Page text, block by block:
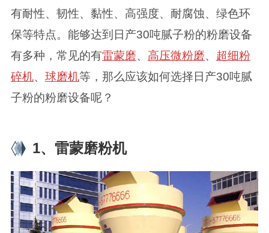
有耐性、韧性、黏性、高强度、耐腐蚀、绿色环
保等特点。能够达到日产30吨腻子粉的粉磨设备
有多种，常见的有雷蒙磨、 高压微粉磨、 超细粉
碎机、 球磨机等，那么应该如何选择日产30吨腻
子粉的粉磨设备呢？
1、雷蒙磨粉机